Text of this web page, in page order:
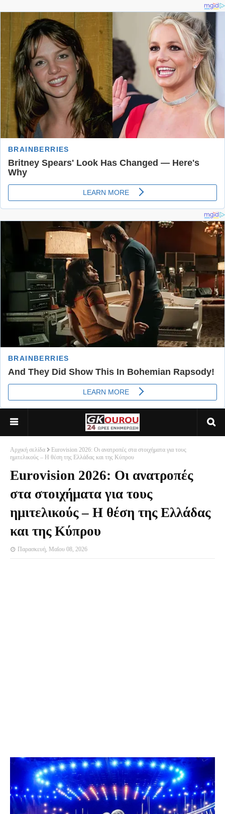
Αρχική σελίδα
Eurovision 2026: Οι ανατροπές στα στοιχήματα για τους
ημιτελικούς – Η θέση της Ελλάδας και της Κύπρου
Eurovision 2026: Οι ανατροπές
στα στοιχήματα για τους
ημιτελικούς – Η θέση της Ελλάδας
και της Κύπρου
Παρασκευή, Μαΐου 08, 2026